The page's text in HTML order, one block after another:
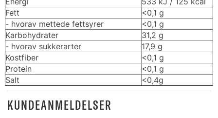
Fett
<0,1 g
- hvorav mettede fettsyrer
<0,1 g
Karbohydrater
31,2 g
- hvorav sukkerarter
17,9 g
Kostfiber
<0,1 g
Protein
<0,1 g
Salt
<0,4g
KUNDEANMELDELSER